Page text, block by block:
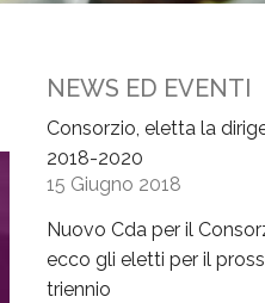
NEWS ED EVENTI
Consorzio, eletta la
2018-2020
15 Giugno 2018
Nuovo Cda per il
ecco gli eletti per il
triennio